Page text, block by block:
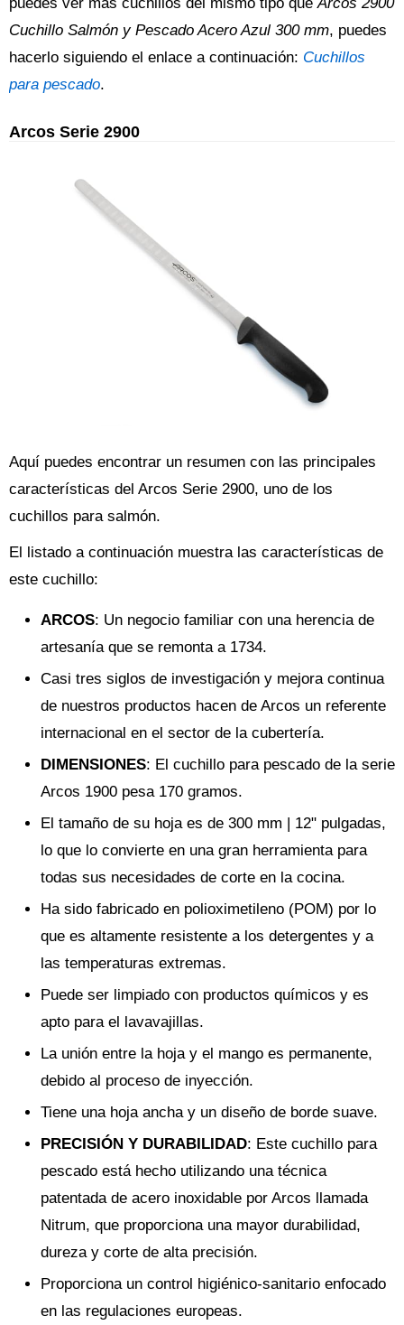
puedes ver más cuchillos del mismo tipo queArcos 2900
Cuchillo Salmón y Pescado Acero Azul 300 mm, puedes
hacerlo siguiendo el enlace a continuación: Cuchillos
para pescado.
Arcos Serie 2900
Aquí puedes encontrar un resumen con las principales
características del Arcos Serie 2900, uno de los
cuchillos para salmón.
El listado a continuación muestra las características de
este cuchillo:
ARCOS: Un negocio familiar con una herencia de
artesanía que se remonta a 1734.
Casi tres siglos de investigación y mejora continua
de nuestros productos hacen de Arcos un referente
internacional en el sector de la cubertería.
DIMENSIONES: El cuchillo para pescado de la serie
Arcos 1900 pesa 170 gramos.
El tamaño de su hoja es de 300 mm | 12" pulgadas,
lo que lo convierte en una gran herramienta para
todas sus necesidades de corte en la cocina.
Ha sido fabricado en polioximetileno (POM) por lo
que es altamente resistente a los detergentes y a
las temperaturas extremas.
Puede ser limpiado con productos químicos y es
apto para el lavavajillas.
La unión entre la hoja y el mango es permanente,
debido al proceso de inyección.
Tiene una hoja ancha y un diseño de borde suave.
PRECISIÓN Y DURABILIDAD: Este cuchillo para
pescado está hecho utilizando una técnica
patentada de acero inoxidable por Arcos llamada
Nitrum, que proporciona una mayor durabilidad,
dureza y corte de alta precisión.
Proporciona un control higiénico-sanitario enfocado
en las regulaciones europeas.